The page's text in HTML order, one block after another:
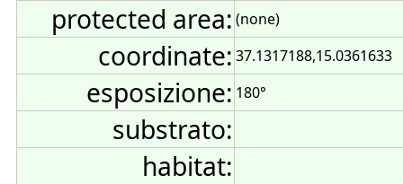
protected area: (none)
coordinate: 37.1317188,15.0361633
esposizione: 180°
substrato:
habitat: